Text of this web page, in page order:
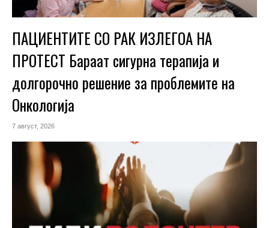
ПАЦИЕНТИТЕ СО РАК ИЗЛЕГОА НА
ПРОТЕСТ Бараат сигурна терапија и
долгорочно решение за проблемите на
Онкологија
7 август, 2026